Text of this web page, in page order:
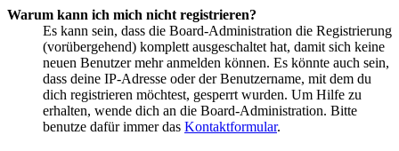
Warum kann ich mich nicht registrieren?
Es kann sein, dass die Board-Administration die Registrierung
(vorübergehend) komplett ausgeschaltet hat, damit sich keine
neuen Benutzer mehr anmelden können. Es könnte auch sein,
dass deine IP-Adresse oder der Benutzername, mit dem du
dich registrieren möchtest, gesperrt wurden. Um Hilfe zu
erhalten, wende dich an die Board-Administration. Bitte
benutze dafür immer das Kontaktformular.